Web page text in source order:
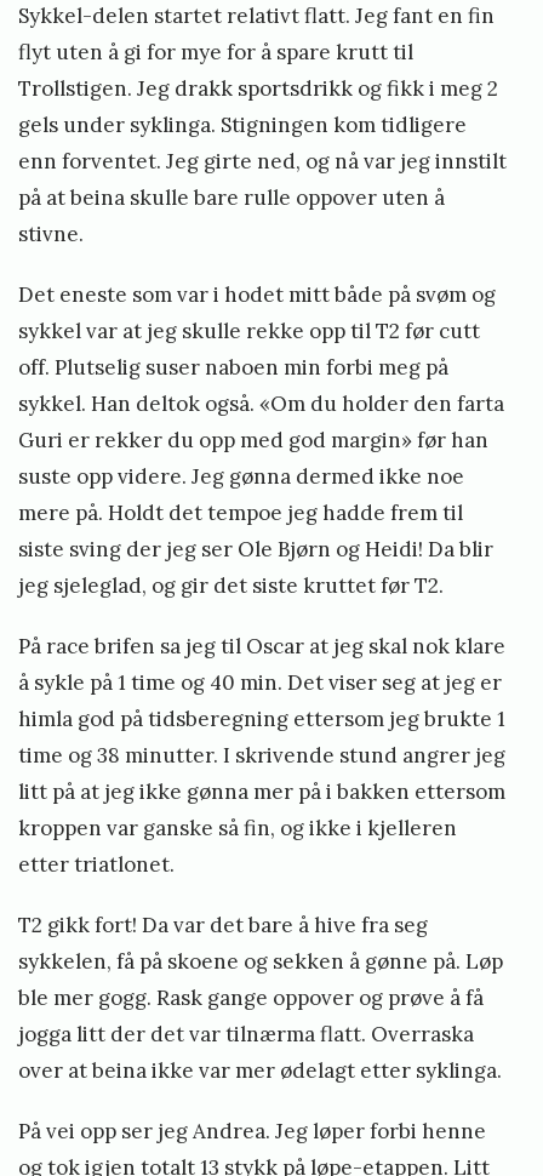
Sykkel-delen startet relativt flatt. Jeg fant en fin
flyt uten å gi for mye for å spare krutt til
Trollstigen. Jeg drakk sportsdrikk og fikk i meg 2
gels under syklinga. Stigningen kom tidligere
enn forventet. Jeg girte ned, og nå var jeg innstilt
på at beina skulle bare rulle oppover uten å
stivne.
Det eneste som var i hodet mitt både på svøm og
sykkel var at jeg skulle rekke opp til T2 før cutt
off. Plutselig suser naboen min forbi meg på
sykkel. Han deltok også. «Om du holder den farta
Guri er rekker du opp med god margin» før han
suste opp videre. Jeg gønna dermed ikke noe
mere på. Holdt det tempoe jeg hadde frem til
siste sving der jeg ser Ole Bjørn og Heidi! Da blir
jeg sjeleglad, og gir det siste kruttet før T2.
På race brifen sa jeg til Oscar at jeg skal nok klare
å sykle på 1 time og 40 min. Det viser seg at jeg er
himla god på tidsberegning ettersom jeg brukte 1
time og 38 minutter. I skrivende stund angrer jeg
litt på at jeg ikke gønna mer på i bakken ettersom
kroppen var ganske så fin, og ikke i kjelleren
etter triatlonet.
T2 gikk fort! Da var det bare å hive fra seg
sykkelen, få på skoene og sekken å gønne på. Løp
ble mer gogg. Rask gange oppover og prøve å få
jogga litt der det var tilnærma flatt. Overraska
over at beina ikke var mer ødelagt etter syklinga.
På vei opp ser jeg Andrea. Jeg løper forbi henne
og tok igjen totalt 13 stykk på løpe-etappen. Litt